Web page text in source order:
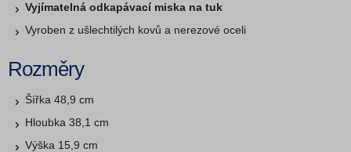
Vyjímatelná odkapávací miska na tuk
Vyroben z ušlechtilých kovů a nerezové oceli
Rozměry
Šířka 48,9 cm
Hloubka 38,1 cm
Výška 15,9 cm